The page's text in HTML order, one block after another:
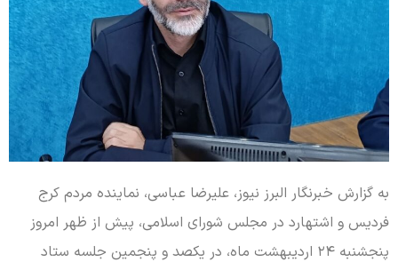
به گزارش خبرنگار البرز نیوز، علیرضا عباسی، نماینده مردم کرج
فردیس و اشتهارد در مجلس شورای اسلامی، پیش از ظهر امروز
پنجشنبه ۲۴ اردیبهشت ماه، در یکصد و پنجمین جلسه ستاد